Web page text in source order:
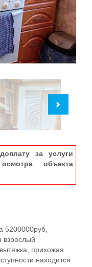
за услуги
объекта
5200000руб,
взрослый
прихожая.
находится